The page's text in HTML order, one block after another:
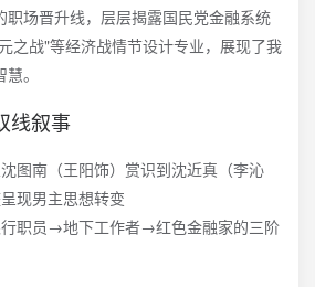
职场晋升线，层层揭露国民党金融系统
之战"等经济战情节设计专业，展现了我
。
线叙事
图南（王阳饰）赏识到沈近真（李沁
现男主思想转变
行职员→地下工作者→红色金融家的三阶